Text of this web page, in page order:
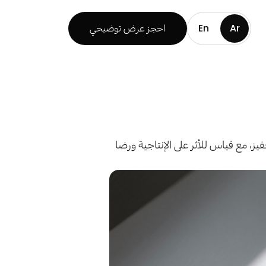
En Ar احجز عرض توضيحي
مع قياس للأثر على الإنتاجية ورضا